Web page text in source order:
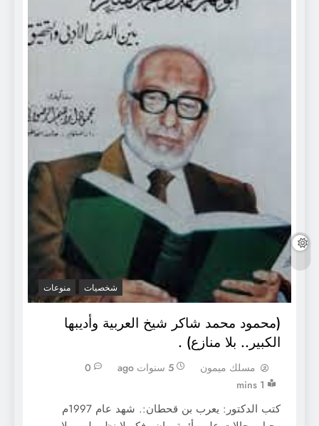
شخصيات منوعات
(محمود محمد شاكر شيخ العربية وأديبها
الكبير.. بلا منازع) .
مسلك ميمون 5 سنوات ago
0
1 mins
كتب الدكتور: يعرب بن قحطان:. شهد عام 1997م